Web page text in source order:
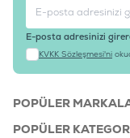
Tedarikçi
Ürün Kodu
:
E-posta adresinizi
KVKK Sözleşmesi'ni
POPÜLER
POPÜLER